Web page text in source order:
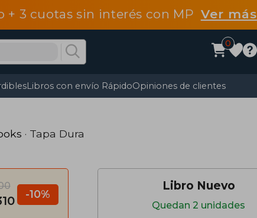
+ 3 cuotas sin interés con MP Ver más
0
Libros con envío RápidoOpiniones de clientes
· Tapa Dura
-10%
Libro Nuevo
Quedan 2 unidades